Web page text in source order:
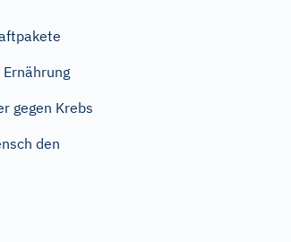
gegen Krebs
den